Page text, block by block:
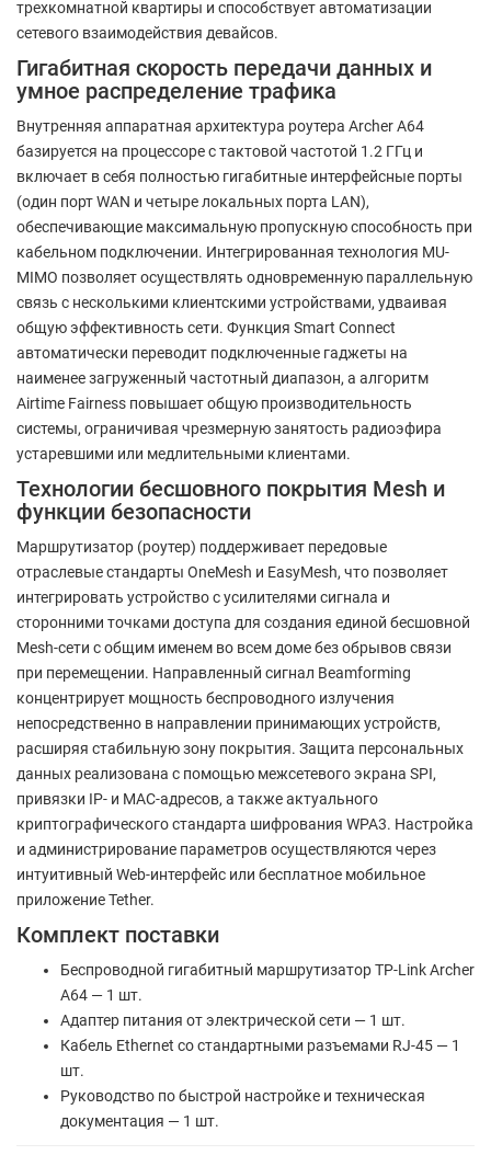
трехкомнатной квартиры и способствует автоматизации
сетевого взаимодействия девайсов.
Гигабитная скорость передачи данных и
умное распределение трафика
Внутренняя аппаратная архитектура роутера Archer A64
базируется на процессоре с тактовой частотой 1.2 ГГц и
включает в себя полностью гигабитные интерфейсные порты
(один порт WAN и четыре локальных порта LAN),
обеспечивающие максимальную пропускную способность при
кабельном подключении. Интегрированная технология MU-
MIMO позволяет осуществлять одновременную параллельную
связь с несколькими клиентскими устройствами, удваивая
общую эффективность сети. Функция Smart Connect
автоматически переводит подключенные гаджеты на
наименее загруженный частотный диапазон, а алгоритм
Airtime Fairness повышает общую производительность
системы, ограничивая чрезмерную занятость радиоэфира
устаревшими или медлительными клиентами.
Технологии бесшовного покрытия Mesh и
функции безопасности
Маршрутизатор (роутер) поддерживает передовые
отраслевые стандарты OneMesh и EasyMesh, что позволяет
интегрировать устройство с усилителями сигнала и
сторонними точками доступа для создания единой бесшовной
Mesh-сети с общим именем во всем доме без обрывов связи
при перемещении. Направленный сигнал Beamforming
концентрирует мощность беспроводного излучения
непосредственно в направлении принимающих устройств,
расширяя стабильную зону покрытия. Защита персональных
данных реализована с помощью межсетевого экрана SPI,
привязки IP- и MAC-адресов, а также актуального
криптографического стандарта шифрования WPA3. Настройка
и администрирование параметров осуществляются через
интуитивный Web-интерфейс или бесплатное мобильное
приложение Tether.
Комплект поставки
Беспроводной гигабитный маршрутизатор TP-Link Archer
A64 — 1 шт.
Адаптер питания от электрической сети — 1 шт.
Кабель Ethernet со стандартными разъемами RJ-45 — 1
шт.
Руководство по быстрой настройке и техническая
документация — 1 шт.